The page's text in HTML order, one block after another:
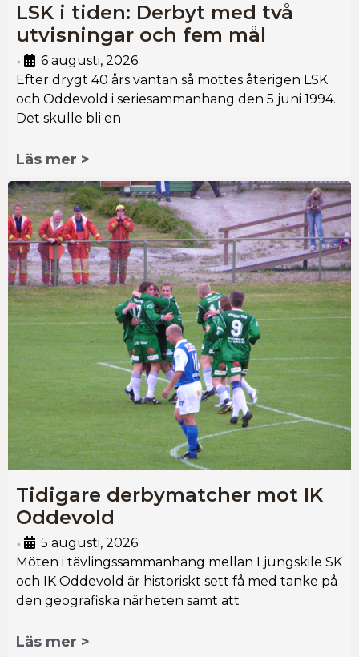
LSK i tiden: Derbyt med två
utvisningar och fem mål
•
6 augusti, 2026
Efter drygt 40 års väntan så möttes återigen LSK
och Oddevold i seriesammanhang den 5 juni 1994.
Det skulle bli en
Läs mer >
Tidigare derbymatcher mot IK
Oddevold
•
5 augusti, 2026
Möten i tävlingssammanhang mellan Ljungskile SK
och IK Oddevold är historiskt sett få med tanke på
den geografiska närheten samt att
Läs mer >